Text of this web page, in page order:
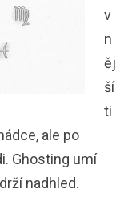
v
n
ěj
ší
ti
ale po
Ghosting umí
nadhled.